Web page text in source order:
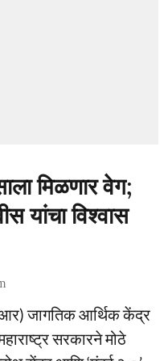
मिळणार वेग;
यांचा विश्वास
जागतिक आर्थिक केंद्र
सरकारने मोठे